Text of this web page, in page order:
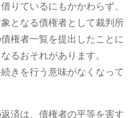
りているにもかかわらず、
となる債権者として裁判所
権者一覧を提出したことに
なるおそれがあります。
きを行う意味がなくなって
済は、債権者の平等を害す